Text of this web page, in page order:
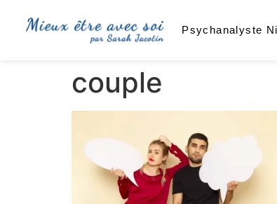
Psychanalyste
couple